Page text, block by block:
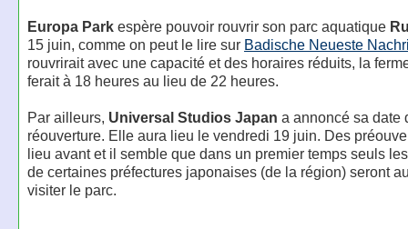
Europa Parkespère pouvoir rouvrir son parc aquatique
15 juin, comme on peut le lire sur Badische Neueste
rouvrirait avec une capacité et des horaires réduits, la
ferait à 18 heures au lieu de 22 heures.
Par ailleurs, Universal Studios Japan a annoncé sa date
réouverture. Elle aura lieu le vendredi 19 juin. Des
lieu avant et il semble que dans un premier temps seuls
de certaines préfectures japonaises (de la région) seront
visiter le parc.